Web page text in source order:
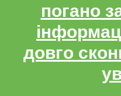
погано
довго